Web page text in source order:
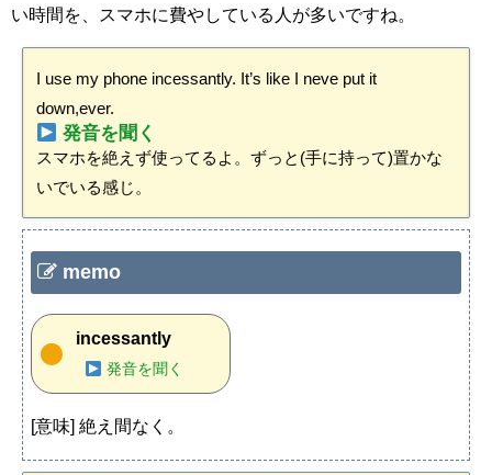
い時間を、スマホに費やしている人が多いですね。
I use my phone incessantly. It’s like I neve put it
down,ever.
発音を聞く
スマホを絶えず使ってるよ。ずっと(手に持って)置かな
いでいる感じ。
memo
incessantly
発音を聞く
[意味] 絶え間なく。